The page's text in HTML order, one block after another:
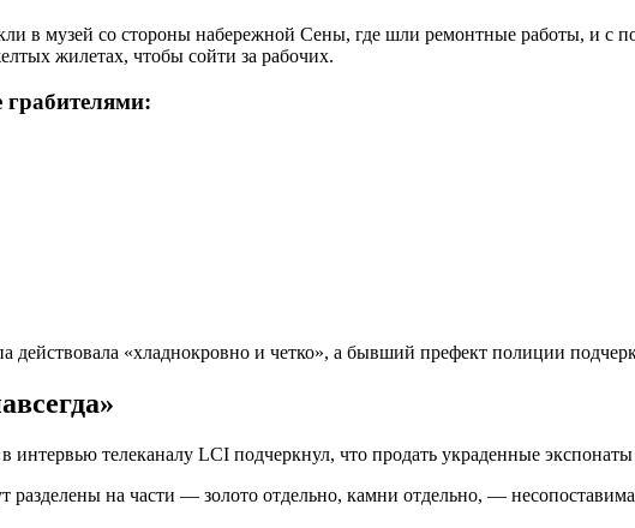
музей со стороны набережной Сены, где шли ремонтные работы, и с
жилетах, чтобы сойти за рабочих.
«хладнокровно и четко», а бывший префект полиции
телеканалу LCI подчеркнул, что продать украденные
разделены на части — золото отдельно, камни отдельно, —